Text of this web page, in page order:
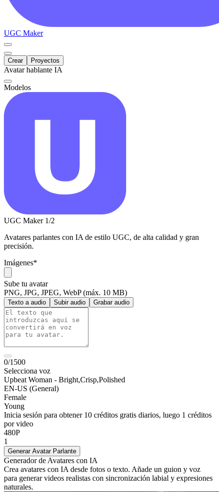
UGC Maker
Crear Proyectos
Avatar hablante IA
Modelos
UGC Maker1/2
Avatares parlantes con IA de estilo UGC, de alta calidad y gran
precisión.
Imágenes*
Sube tu avatar
PNG, JPG, JPEG, WebP (máx. 10 MB)
Texto a audio Subir audio Grabar audio
0/1500
Selecciona voz
Upbeat Woman - Bright,Crisp,Polished
EN-US (General)
Female
Young
Inicia sesión para obtener 10 créditos gratis diarios, luego 1 créditos
por video
480P
1
Generar Avatar Parlante
Generador de Avatares con IA
Crea avatares con IA desde fotos o texto. Añade un guion y voz
para generar videos realistas con sincronización labial y expresiones
naturales.